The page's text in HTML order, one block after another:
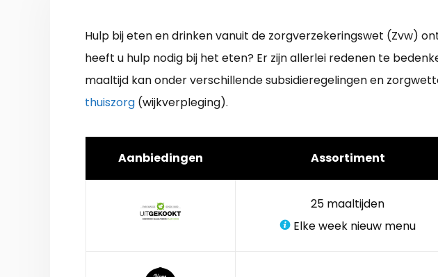
Hulp bij eten en drinken vanuit de zorgverzekeringswet (Zvw)
heeft u hulp nodig bij het eten? Er zijn allerlei redenen te
maaltijd kan onder verschillende subsidieregelingen en
thuiszorg (wijkverpleging).
Aanbiedingen Assortiment
25 maaltijden
Elke week nieuw menu